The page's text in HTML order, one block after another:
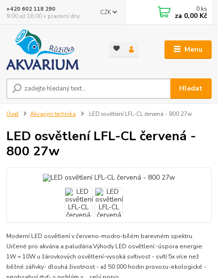
Menu
CZK
Hledat
+420 602 118 290
9:00 až 16:00 v pracovní dny
0 ks
za 0,00 Kč
Úvod Akvarijní technika LED osvětlení LFL-CL červená - 800 27w
LED osvětlení LFL-CL červená -
800 27w
Moderní LED osvětlení v červeno-modro-bílém barevném spektru.
Určené pro akvária a paludária.Výhody LED osvětlení:-úspora energie:
1W = 10W u žárovkových osvětlení-vysoká svítivost - svítí 5x více než
běžné zářivky- dlouhá životnost - až 50.000 hodin provozu-ekologické -